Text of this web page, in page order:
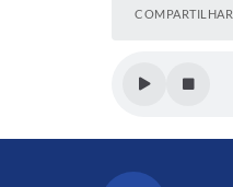
COMPARTILHAR